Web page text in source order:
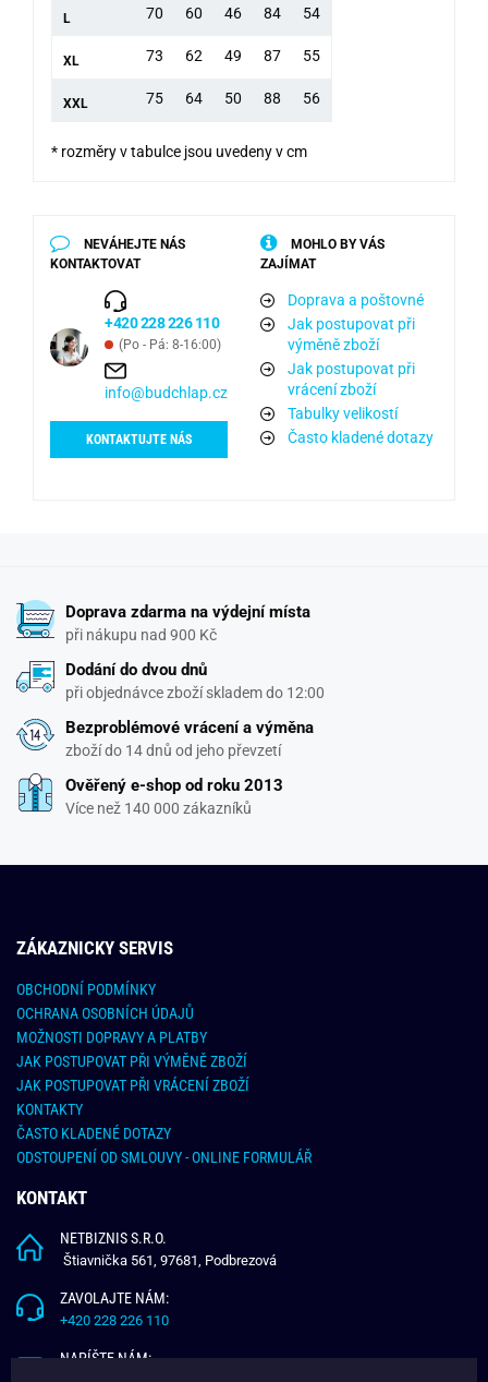
L 70 60 46 84 54
XL 73 62 49 87 55
XXL 75 64 50 88 56
* rozměry v tabulce jsou uvedeny v cm
NEVÁHEJTE NÁS
KONTAKTOVAT
+420 228 226 110
(Po - Pá: 8-16:00)
info@budchlap.cz
KONTAKTUJTE NÁS
MOHLO BY VÁS
ZAJÍMAT
Doprava a poštovné
Jak postupovat při
výměně zboží
Jak postupovat při
vrácení zboží
Tabulky velikostí
Často kladené dotazy
Doprava zdarma na výdejní místa
při nákupu nad 900 Kč
Dodání do dvou dnů
při objednávce zboží skladem do 12:00
Bezproblémové vrácení a výměna
zboží do 14 dnů od jeho převzetí
Ověřený e-shop od roku 2013
Více než 140 000 zákazníků
ZÁKAZNICKY SERVIS
OBCHODNÍ PODMÍNKY
OCHRANA OSOBNÍCH ÚDAJŮ
MOŽNOSTI DOPRAVY A PLATBY
JAK POSTUPOVAT PŘI VÝMĚNĚ ZBOŽÍ
JAK POSTUPOVAT PŘI VRÁCENÍ ZBOŽÍ
KONTAKTY
ČASTO KLADENÉ DOTAZY
ODSTOUPENÍ OD SMLOUVY - ONLINE FORMULÁŘ
KONTAKT
NETBIZNIS S.R.O.
Štiavnička 561, 97681, Podbrezová
ZAVOLAJTE NÁM:
+420 228 226 110
NAPÍŠTE NÁM: